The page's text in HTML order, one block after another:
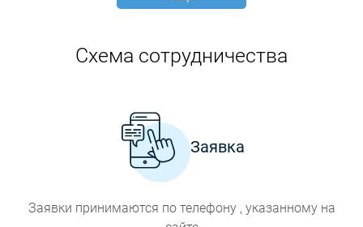
Схема сотрудничества
Заявка
Заявки принимаются по телефону , указанному на